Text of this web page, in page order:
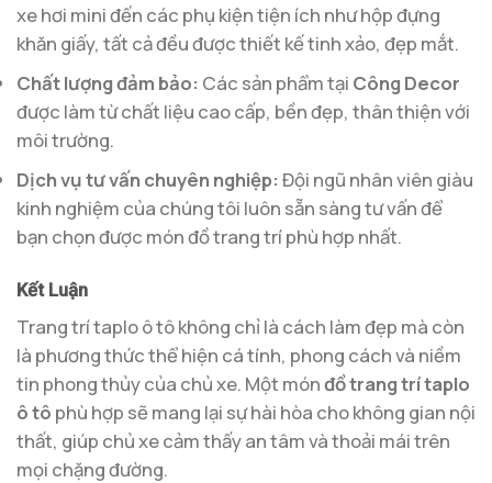
xe hơi mini đến các phụ kiện tiện ích như hộp đựng
khăn giấy, tất cả đều được thiết kế tinh xảo, đẹp mắt.
Chất lượng đảm bảo: Các sản phẩm tại Công Decor
được làm từ chất liệu cao cấp, bền đẹp, thân thiện với
môi trường.
Dịch vụ tư vấn chuyên nghiệp: Đội ngũ nhân viên giàu
kinh nghiệm của chúng tôi luôn sẵn sàng tư vấn để
bạn chọn được món đồ trang trí phù hợp nhất.
Kết Luận
Trang trí taplo ô tô không chỉ là cách làm đẹp mà còn
là phương thức thể hiện cá tính, phong cách và niềm
tin phong thủy của chủ xe. Một mónđồ trang trí taplo
ô tô phù hợp sẽ mang lại sự hài hòa cho không gian nội
thất, giúp chủ xe cảm thấy an tâm và thoải mái trên
mọi chặng đường.